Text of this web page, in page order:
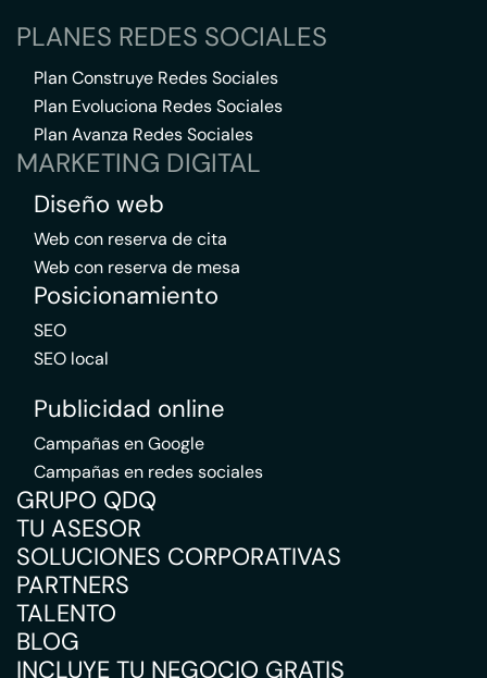
PLANES REDES SOCIALES
Plan Construye Redes Sociales
Plan Evoluciona Redes Sociales
Plan Avanza Redes Sociales
MARKETING DIGITAL
Diseño web
Web con reserva de cita
Web con reserva de mesa
Posicionamiento
SEO
SEO local
Publicidad online
Campañas en Google
Campañas en redes sociales
GRUPO QDQ
TU ASESOR
SOLUCIONES CORPORATIVAS
PARTNERS
TALENTO
BLOG
INCLUYE TU NEGOCIO GRATIS